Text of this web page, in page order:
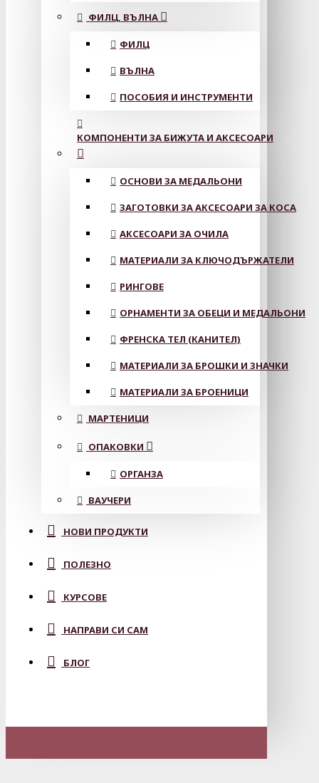
ФИЛЦ, ВЪЛНА
ФИЛЦ
ВЪЛНА
ПОСОБИЯ И ИНСТРУМЕНТИ
КОМПОНЕНТИ ЗА БИЖУТА И АКСЕСОАРИ
ОСНОВИ ЗА МЕДАЛЬОНИ
ЗАГОТОВКИ ЗА АКСЕСОАРИ ЗА КОСА
АКСЕСОАРИ ЗА ОЧИЛА
МАТЕРИАЛИ ЗА КЛЮЧОДЪРЖАТЕЛИ
РИНГОВЕ
ОРНАМЕНТИ ЗА ОБЕЦИ И МЕДАЛЬОНИ
ФРЕНСКА ТЕЛ (КАНИТЕЛ)
МАТЕРИАЛИ ЗА БРОШКИ И ЗНАЧКИ
МАТЕРИАЛИ ЗА БРОЕНИЦИ
МАРТЕНИЦИ
ОПАКОВКИ
ОРГАНЗА
ВАУЧЕРИ
НОВИ ПРОДУКТИ
ПОЛЕЗНО
КУРСОВЕ
НАПРАВИ СИ САМ
БЛОГ